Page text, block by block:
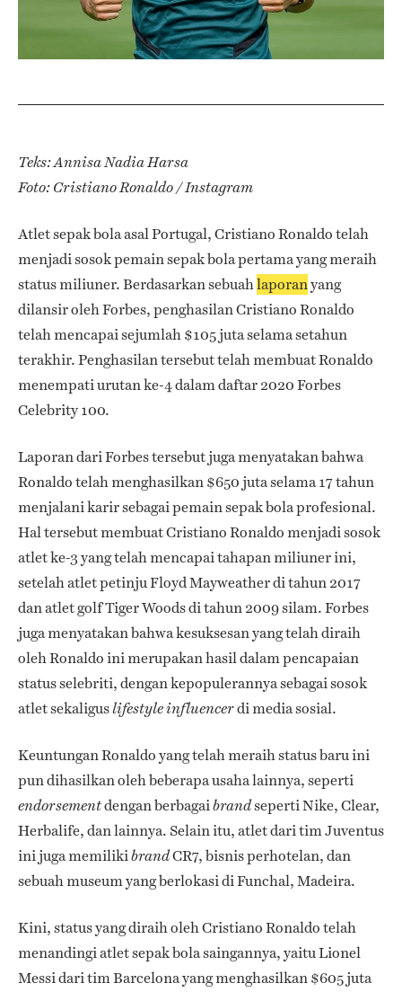
Teks: Annisa Nadia Harsa
Foto: Cristiano Ronaldo / Instagram
Atlet sepak bola asal Portugal, Cristiano Ronaldo telah
menjadi sosok pemain sepak bola pertama yang meraih
status miliuner. Berdasarkan sebuahlaporanyang
dilansir oleh Forbes, penghasilan Cristiano Ronaldo
telah mencapai sejumlah $105 juta selama setahun
terakhir. Penghasilan tersebut telah membuat Ronaldo
menempati urutan ke-4 dalam daftar 2020 Forbes
Celebrity 100.
Laporan dari Forbes tersebut juga menyatakan bahwa
Ronaldo telah menghasilkan $650 juta selama 17 tahun
menjalani karir sebagai pemain sepak bola profesional.
Hal tersebut membuat Cristiano Ronaldo menjadi sosok
atlet ke-3 yang telah mencapai tahapan miliuner ini,
setelah atlet petinju Floyd Mayweather di tahun 2017
dan atlet golf Tiger Woods di tahun 2009 silam. Forbes
juga menyatakan bahwa kesuksesan yang telah diraih
oleh Ronaldo ini merupakan hasil dalam pencapaian
status selebriti, dengan kepopulerannya sebagai sosok
atlet sekaliguslifestyleinfluencerdi media sosial.
Keuntungan Ronaldo yang telah meraih status baru ini
pun dihasilkan oleh beberapa usaha lainnya, seperti
endorsementdengan berbagaibrandseperti Nike, Clear,
Herbalife, dan lainnya. Selain itu, atlet dari tim Juventus
ini juga memilikibrandCR7, bisnis perhotelan, dan
sebuah museum yang berlokasi di Funchal, Madeira.
Kini, status yang diraih oleh Cristiano Ronaldo telah
menandingi atlet sepak bola saingannya, yaitu Lionel
Messi dari tim Barcelona yang menghasilkan $605 juta